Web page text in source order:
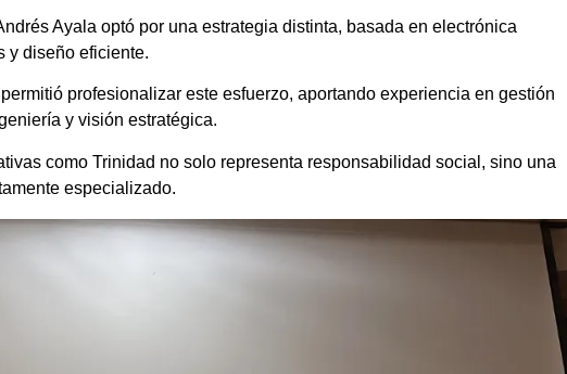
Ayala optó por una estrategia distinta, basada en electrónica
y diseño eficiente.
profesionalizar este esfuerzo, aportando experiencia en gestión
y visión estratégica.
como Trinidad no solo representa responsabilidad social, sino una
especializado.